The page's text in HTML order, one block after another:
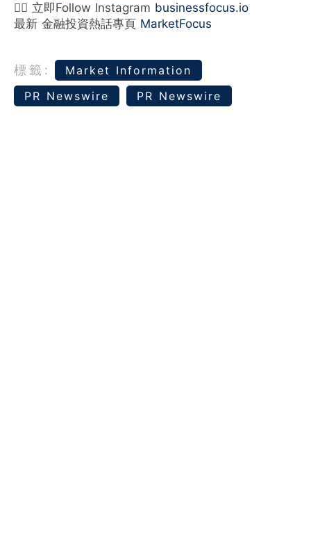
👉🏻 立即Follow Instagram businessfocus.io
最新 金融投資熱話專頁 MarketFocus
標籤:
Market Information
PR Newswire
PR Newswire